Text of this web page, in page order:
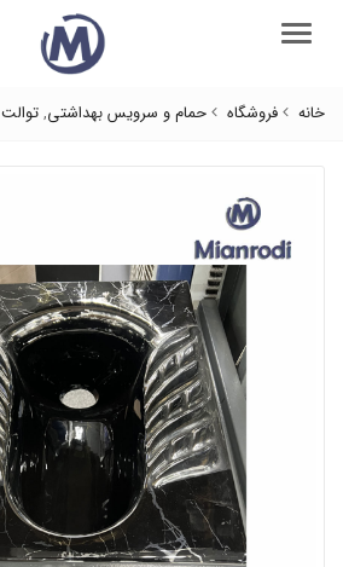
منو
خانه فروشگاه حمام و سرویس بهداشتی,توالت